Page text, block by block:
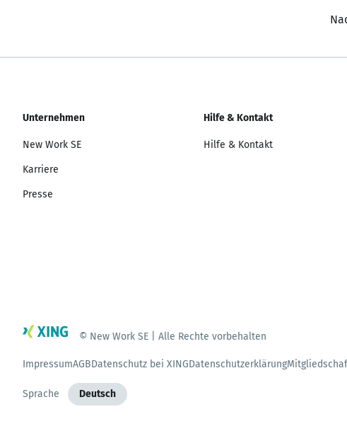
Unternehmen
New Work SE
Karriere
Presse
Hilfe & Kontakt
Hilfe & Kontakt
© New Work SE | Alle Rechte vorbehalten
ImpressumAGBDatenschutz bei XINGDatenschutzerklärung
Sprache Deutsch